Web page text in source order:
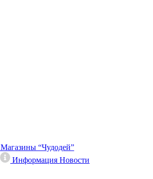
Магазины “Чудодей”
ИнформацияНовости